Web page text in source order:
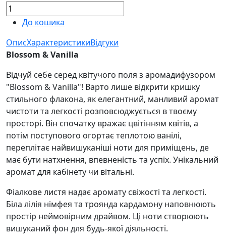
До кошика
ОписХарактеристикиВідгуки
Blossom & Vanilla
Відчуй себе серед квітучого поля з аромадифузором
"Blossom & Vanilla"! Варто лише відкрити кришку
стильного флакона, як елегантний, манливий аромат
чистоти та легкості розповсюджується в твоєму
просторі. Він спочатку вражає цвітінням квітів, а
потім поступового огортає теплотою ванілі,
переплітає найвишуканіші ноти для приміщень, де
має бути натхнення, впевненість та успіх. Унікальний
аромат для кабінету чи вітальні.
Фіалкове листя надає аромату свіжості та легкості.
Біла лілія німфея та троянда кардамону наповнюють
простір неймовірним драйвом. Ці ноти створюють
вишуканий фон для будь-якої діяльності.